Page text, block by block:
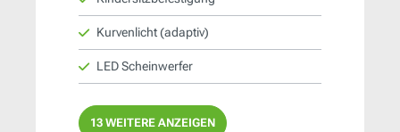
Kurvenlicht (adaptiv)
LED Scheinwerfer
13 WEITERE ANZEIGEN